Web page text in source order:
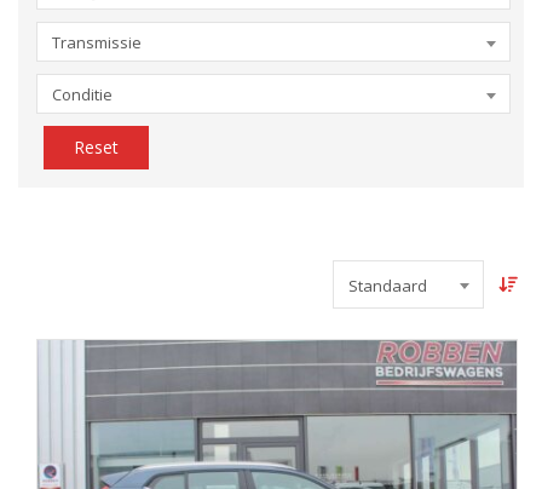
Transmissie
Conditie
Reset
Standaard